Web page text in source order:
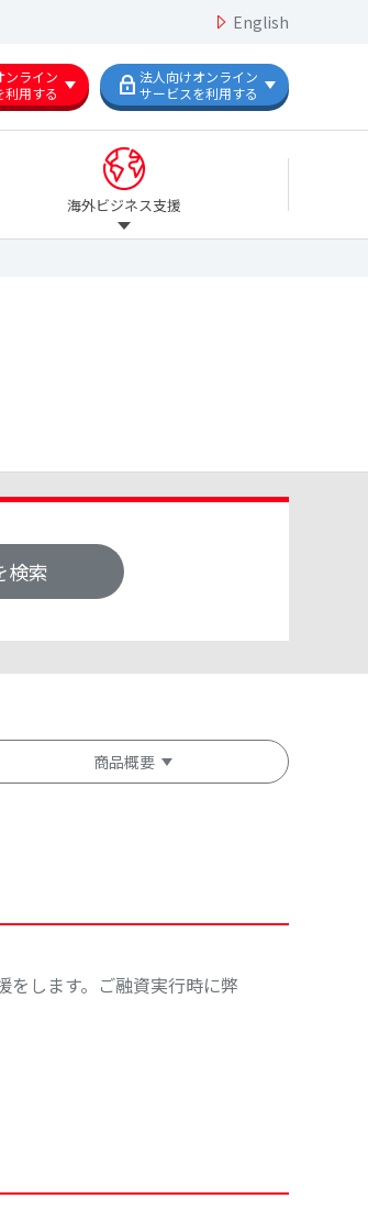
English
ンライン
利用する
法人向けオンライン
サービスを利用する
海外ビジネス支援
検索
商品概要
をします。ご融資実行時に弊